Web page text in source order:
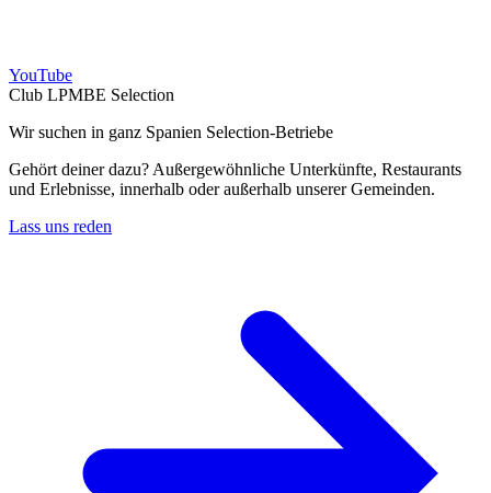
YouTube
Club LPMBE Selection
Wir suchen in ganz Spanien Selection-Betriebe
Gehört deiner dazu? Außergewöhnliche Unterkünfte, Restaurants
und Erlebnisse, innerhalb oder außerhalb unserer Gemeinden.
Lass uns reden